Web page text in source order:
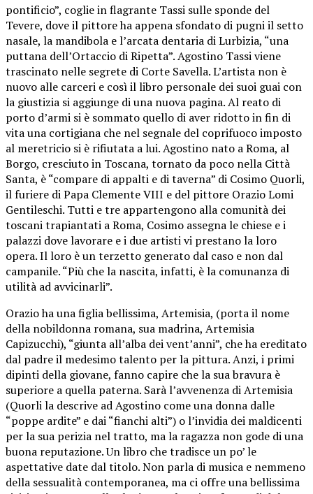
pontificio”, coglie in flagrante Tassi sulle sponde del
Tevere, dove il pittore ha appena sfondato di pugni il setto
nasale, la mandibola e l’arcata dentaria di Lurbizia, “una
puttana dell’Ortaccio di Ripetta”. Agostino Tassi viene
trascinato nelle segrete di Corte Savella. L’artista non è
nuovo alle carceri e così il libro personale dei suoi guai con
la giustizia si aggiunge di una nuova pagina. Al reato di
porto d’armi si è sommato quello di aver ridotto in fin di
vita una cortigiana che nel segnale del coprifuoco imposto
al meretricio si è rifiutata a lui. Agostino nato a Roma, al
Borgo, cresciuto in Toscana, tornato da poco nella Città
Santa, è “compare di appalti e di taverna” di Cosimo Quorli,
il furiere di Papa Clemente VIII e del pittore Orazio Lomi
Gentileschi. Tutti e tre appartengono alla comunità dei
toscani trapiantati a Roma, Cosimo assegna le chiese e i
palazzi dove lavorare e i due artisti vi prestano la loro
opera. Il loro è un terzetto generato dal caso e non dal
campanile. “Più che la nascita, infatti, è la comunanza di
utilità ad avvicinarli”.
Orazio ha una figlia bellissima, Artemisia, (porta il nome
della nobildonna romana, sua madrina, Artemisia
Capizucchi), “giunta all’alba dei vent’anni”, che ha ereditato
dal padre il medesimo talento per la pittura. Anzi, i primi
dipinti della giovane, fanno capire che la sua bravura è
superiore a quella paterna. Sarà l’avvenenza di Artemisia
(Quorli la descrive ad Agostino come una donna dalle
“poppe ardite” e dai “fianchi alti”) o l’invidia dei maldicenti
per la sua perizia nel tratto, ma la ragazza non gode di una
buona reputazione. Un libro che tradisce un po’ le
aspettative date dal titolo. Non parla di musica e nemmeno
della sessualità contemporanea, ma ci offre una bellissima